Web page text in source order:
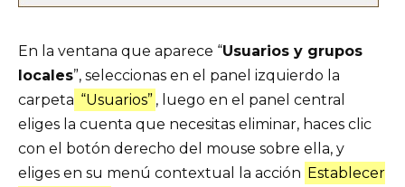
En la ventana que aparece “Usuarios y grupos
locales”, seleccionas en el panel izquierdo la
carpeta “Usuarios” , luego en el panel central
eliges la cuenta que necesitas eliminar, haces clic
con el botón derecho del mouse sobre ella, y
eliges en su menú contextual la acción Establecer